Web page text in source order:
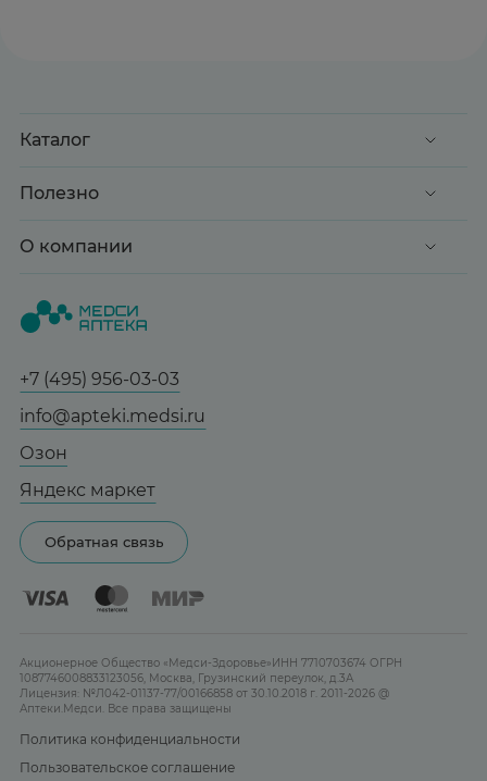
Каталог
Акции
Здоровье
Медицинские товары
Мама и малыш
Тревога и стресс
Здоровый сон
Женская гигиена
Бренды
Полезно
Доставка и оплата
Статьи и новости
Справочник болезней
Гарантии
Сотрудничество
Реклама на сайте
Карта сайта
О компании
Все аптеки
Отзывы
Лицензия
+7 (495) 956-03-03
info@apteki.medsi.ru
Озон
Яндекс маркет
Обратная связь
Акционерное Общество «Медси-Здоровье»ИНН 7710703674 ОГРН
1087746008833123056, Москва, Грузинский переулок, д.3А
Лицензия: №Л042-01137-77/00166858 от 30.10.2018 г. 2011-2026 @
Аптеки.Медси. Все права защищены
Политика конфиденциальности
Пользовательское соглашение